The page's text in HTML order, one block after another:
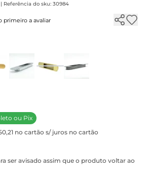
Referência do sku: 30984
primeiro a avaliar
ou Pix
no cartão s/ juros no cartão
ser avisado assim que o produto voltar ao